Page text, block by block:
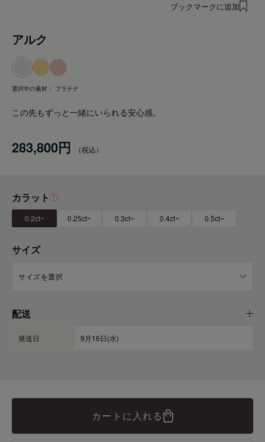
ブックマークに追加
アルク
選択中の素材： プラチナ
この先もずっと一緒にいられる安心感。
283,800円
カラット
0.2ct~ 0.25ct~ 0.3ct~ 0.4ct~ 0.5ct~
サイズ
配送
発送日 9月16日(水)
カートに入れる